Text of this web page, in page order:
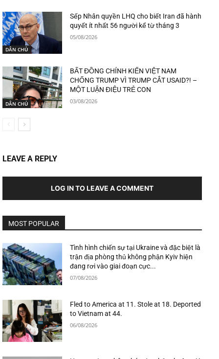
DÂN CHỦ
Sếp Nhân quyền LHQ cho biết Iran đã hành
quyết ít nhất 56 người kể từ tháng 3
05/08/2026
DÂN CHỦ
BẤT ĐỒNG CHÍNH KIẾN VIỆT NAM
CHỐNG TRUMP VÌ TRUMP CẮT USAID?! –
MỘT LUẬN ĐIỆU TRẺ CON
03/08/2026
LEAVE A REPLY
LOG IN TO LEAVE A COMMENT
MOST POPULAR
Tình hình chiến sự tại Ukraine và đặc biệt là
trận địa phòng thủ không phận Kyiv hiện
đang rơi vào giai đoạn cực...
07/08/2026
Fled to America at 11. Stole at 18. Deported
to Vietnam at 44.
06/08/2026